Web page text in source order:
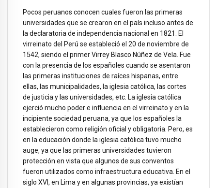
Pocos peruanos conocen cuales fueron las primeras
universidades que se crearon en el país incluso antes de
la declaratoria de independencia nacional en 1821. El
virreinato del Perú se estableció el 20 de noviembre de
1542, siendo el primer Virrey Blasco Núñez de Vela. Fue
con la presencia de los españoles cuando se asentaron
las primeras instituciones de raíces hispanas, entre
ellas, las municipalidades, la iglesia católica, las cortes
de justicia y las universidades, etc. La iglesia católica
ejerció mucho poder e influencia en el virreinato y en la
incipiente sociedad peruana, ya que los españoles la
establecieron como religión oficial y obligatoria. Pero, es
en la educación donde la iglesia católica tuvo mucho
auge, ya que las primeras universidades tuvieron
protección en vista que algunos de sus conventos
fueron utilizados como infraestructura educativa. En el
siglo XVI, en Lima y en algunas provincias, ya existían